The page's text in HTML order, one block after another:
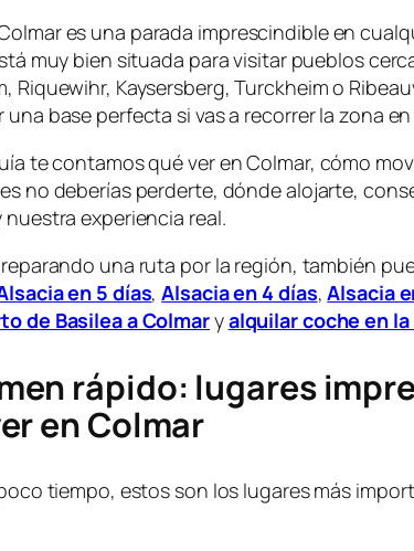
es una parada imprescindible en
muy bien situada para visitar pueblos
Riquewihr, Kaysersberg, Turckheim o
una base perfecta si vas a recorrer la zona
te contamos qué ver en Colmar, cómo
no deberías perderte, dónde alojarte,
nuestra experiencia real.
una ruta por la región, también
en 5 días,Alsacia en 4 días,Alsacia
de Basilea a Colmaryalquilar coche en
rápido: lugares
en Colmar
tiempo, estos son los lugares más